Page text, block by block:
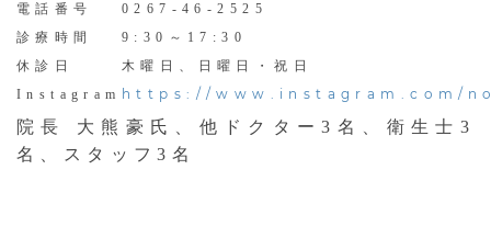
電話番号
0267-46-2525
診療時間
9:30～17:30
休診日
木曜日、日曜日・祝日
Instagram https://www.instagram.com/
院長 大熊豪氏、他ドクター3名、衛生士3
名、スタッフ3名